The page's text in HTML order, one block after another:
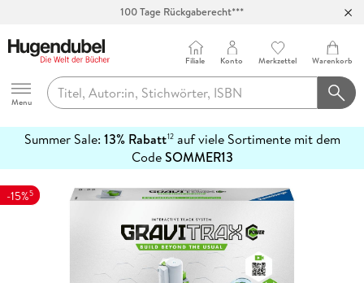
100 Tage Rückgaberecht***
Hugendubel
Menu
Filiale Konto Merkzettel Warenkorb
Summer Sale: 13% Rabatt12auf viele Sortimente mit dem
CodeSOMMER13
erfahren
-15%5